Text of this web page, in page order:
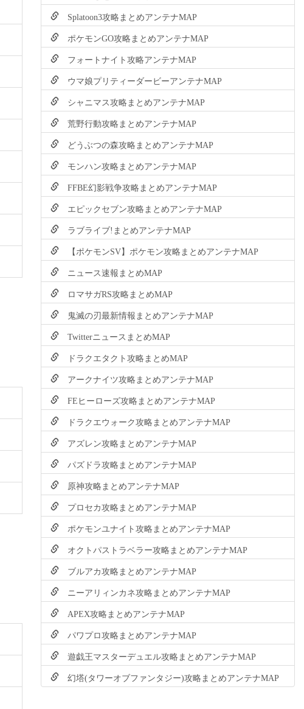
Splatoon3攻略まとめアンテナMAP
ポケモンGO攻略まとめアンテナMAP
フォートナイト攻略アンテナMAP
ウマ娘プリティーダービーアンテナMAP
シャニマス攻略まとめアンテナMAP
荒野行動攻略まとめアンテナMAP
どうぶつの森攻略まとめアンテナMAP
モンハン攻略まとめアンテナMAP
FFBE幻影戦争攻略まとめアンテナMAP
エピックセブン攻略まとめアンテナMAP
ラブライブ!まとめアンテナMAP
【ポケモンSV】ポケモン攻略まとめアンテナMAP
ニュース速報まとめMAP
ロマサガRS攻略まとめMAP
鬼滅の刃最新情報まとめアンテナMAP
TwitterニュースまとめMAP
ドラクエタクト攻略まとめMAP
アークナイツ攻略まとめアンテナMAP
FEヒーローズ攻略まとめアンテナMAP
ドラクエウォーク攻略まとめアンテナMAP
アズレン攻略まとめアンテナMAP
パズドラ攻略まとめアンテナMAP
原神攻略まとめアンテナMAP
プロセカ攻略まとめアンテナMAP
ポケモンユナイト攻略まとめアンテナMAP
オクトパストラベラー攻略まとめアンテナMAP
ブルアカ攻略まとめアンテナMAP
ニーアリィンカネ攻略まとめアンテナMAP
APEX攻略まとめアンテナMAP
パワプロ攻略まとめアンテナMAP
遊戯王マスターデュエル攻略まとめアンテナMAP
幻塔(タワーオブファンタジー)攻略まとめアンテナMAP